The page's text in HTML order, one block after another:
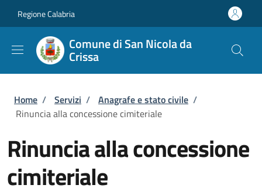
Regione Calabria
Comune di San Nicola da
Crissa
Briciole di pane
Home / Servizi / Anagrafe e stato civile /
Rinuncia alla concessione cimiteriale
Rinuncia alla concessione
cimiteriale